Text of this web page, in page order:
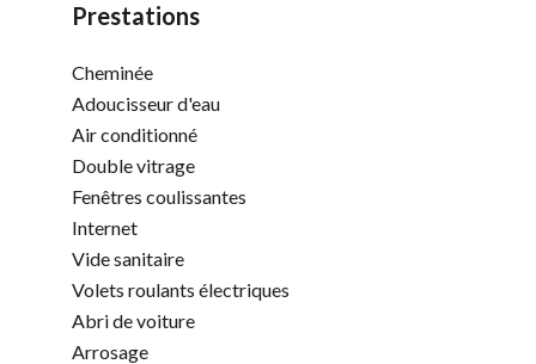
Prestations
Cheminée
Adoucisseur d'eau
Air conditionné
Double vitrage
Fenêtres coulissantes
Internet
Vide sanitaire
Volets roulants électriques
Abri de voiture
Arrosage